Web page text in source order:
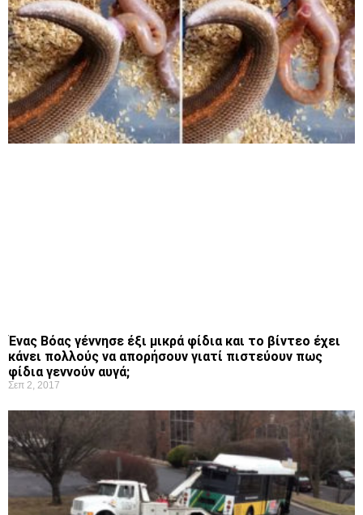
Ένας Βόας γέννησε έξι μικρά φίδια και το βίντεο έχει
κάνει πολλούς να απορήσουν γιατί πιστεύουν πως
φίδια γεννούν αυγά;
Σεπ 2, 2017